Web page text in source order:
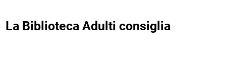
La Biblioteca Adulti consiglia